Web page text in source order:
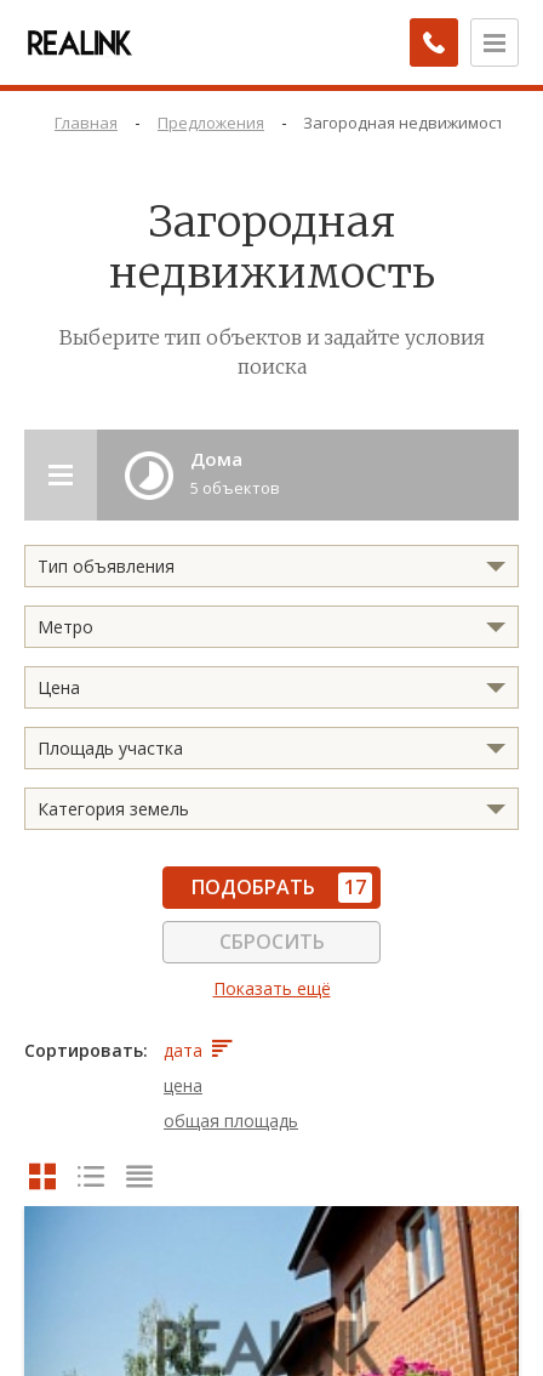
Главная - Предложения - Загородная недвижимость
Загородная
недвижимость
Выберите тип объектов и задайте условия
поиска
Дома
5 объектов
Тип объявления
Метро
Цена
Площадь участка
Категория земель
ПОДОБРАТЬ 17
СБРОСИТЬ
Показать ещё
Сортировать:
дата
цена
общая площадь